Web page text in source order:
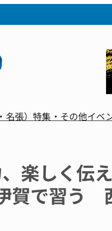
名張）特集・その他イベ
、楽しく伝
賀で習う